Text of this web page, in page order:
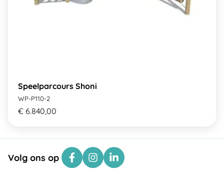
Speelparcours Shoni
WP-P110-2
€ 6.840,00
Volg ons op